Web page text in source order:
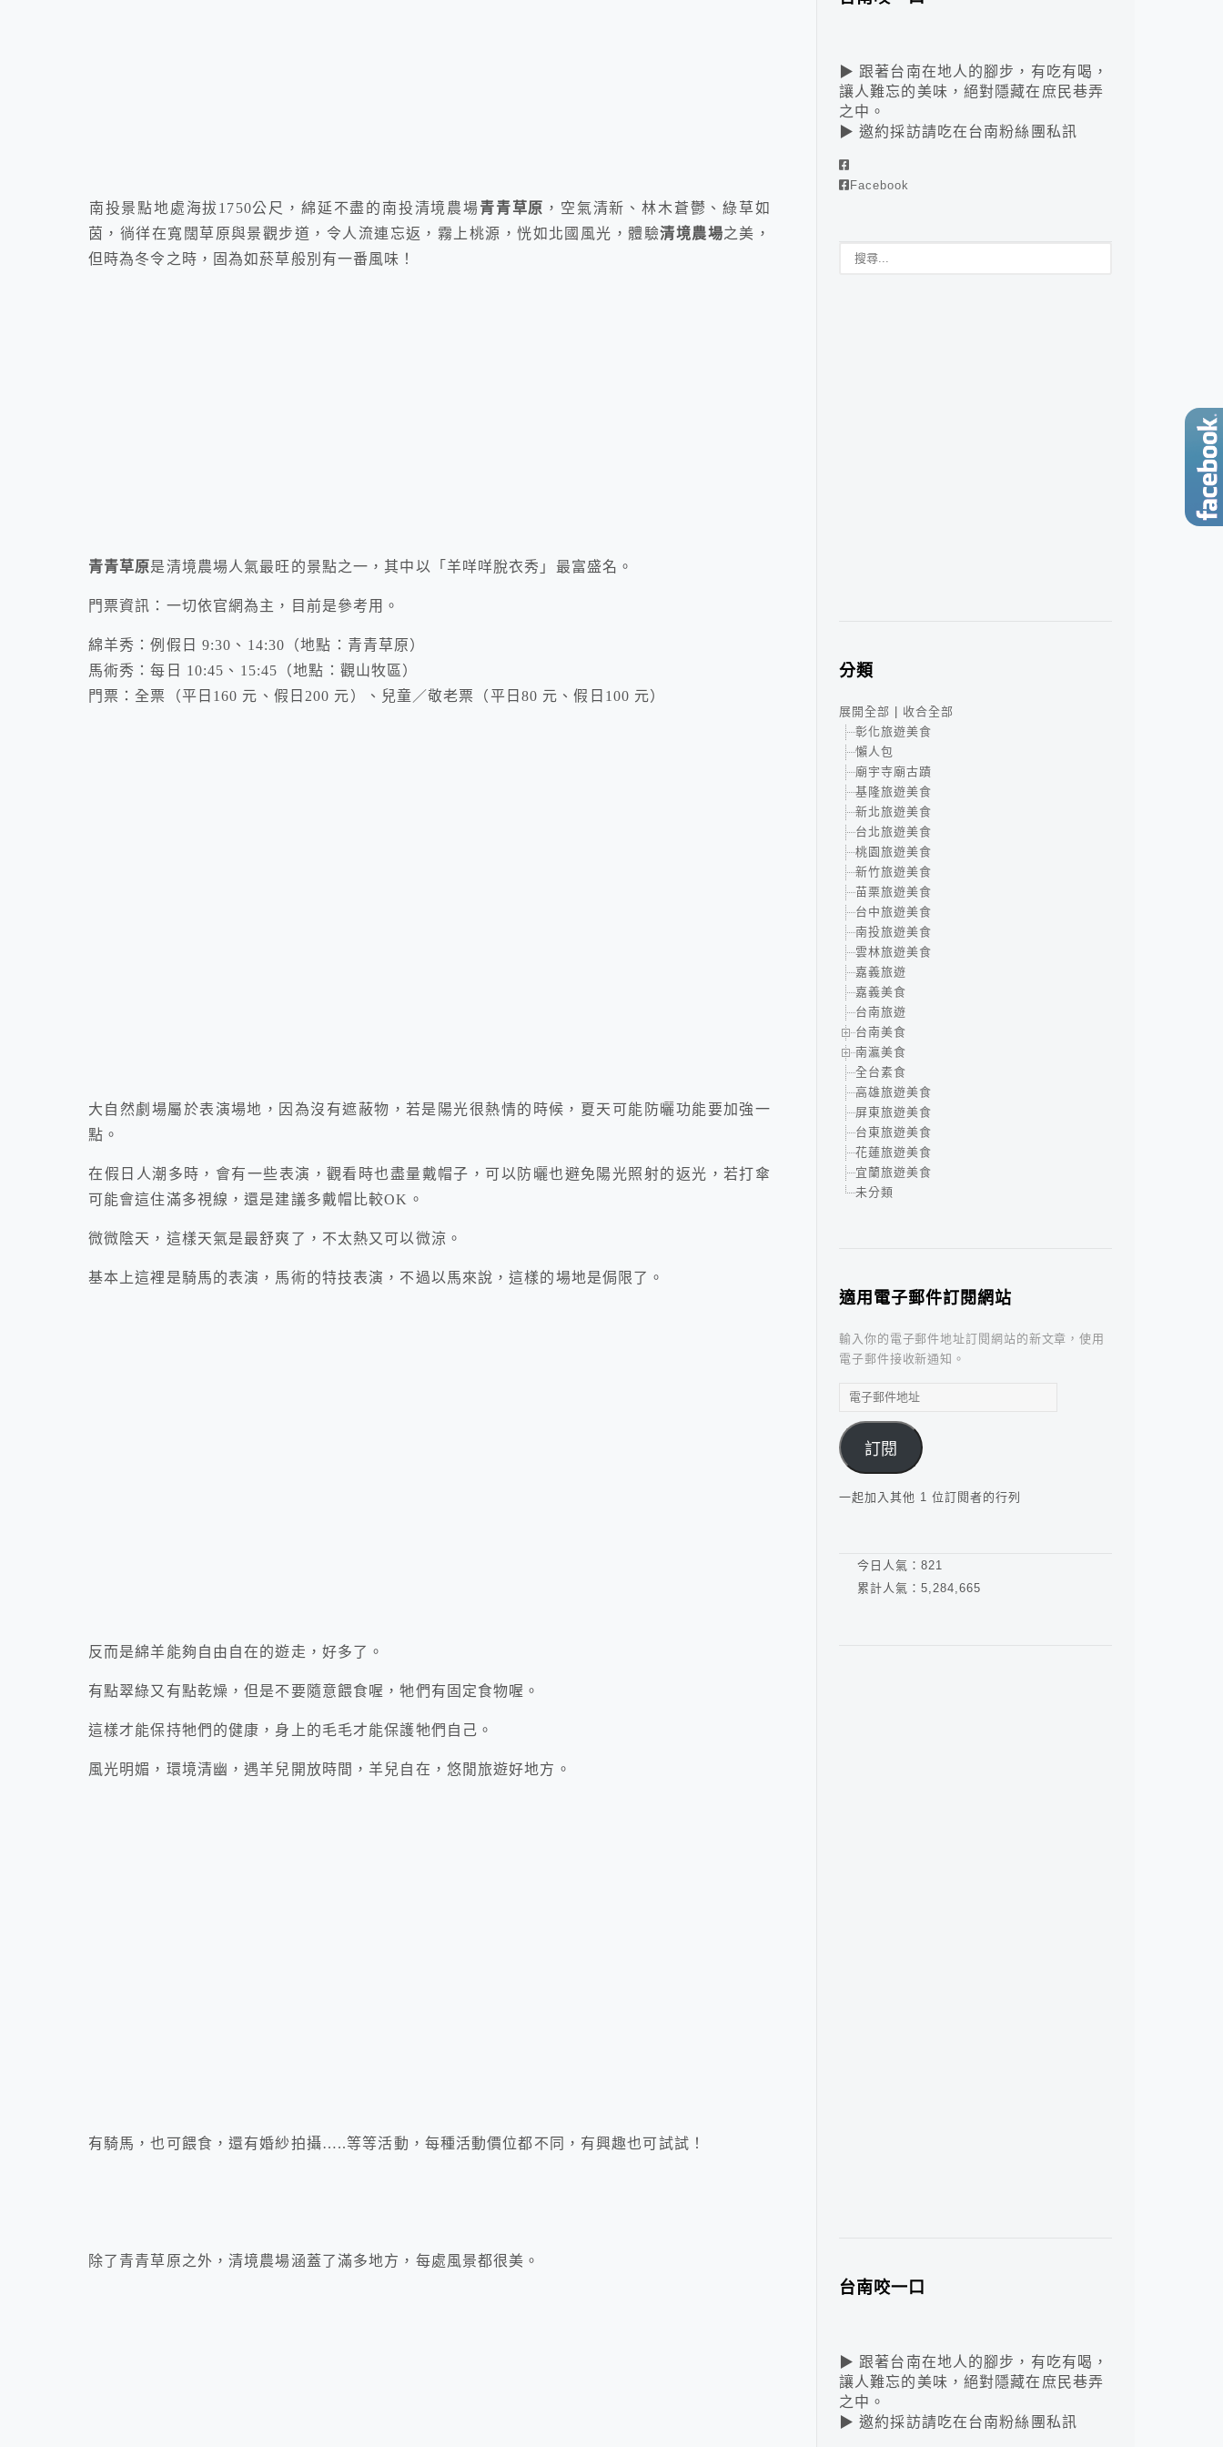
南投景點地處海拔1750公尺，綿延不盡的南投清境農場青青草原 ，空氣清新、林木蒼鬱、綠草如
茵，徜徉在寬闊草原與景觀步道，令人流連忘返，霧上桃源，恍如北國風光，體驗清境農場之美，
但時為冬令之時，固為如菸草般別有一番風味！
青青草原是清境農場人氣最旺的景點之一，其中以「羊咩咩脫衣秀」最富盛名。
門票資訊：一切依官網為主，目前是參考用。
綿羊秀：例假日 9:30、14:30（地點：青青草原）
馬術秀：每日 10:45、15:45（地點：觀山牧區）
門票：全票（平日160 元、假日200 元）、兒童／敬老票（平日80 元、假日100 元）
大自然劇場屬於表演場地，因為沒有遮蔽物，若是陽光很熱情的時候，夏天可能防曬功能要加強一
點。
在假日人潮多時，會有一些表演，觀看時也盡量戴帽子，可以防曬也避免陽光照射的返光，若打傘
可能會這住滿多視線，還是建議多戴帽比較OK。
微微陰天，這樣天氣是最舒爽了，不太熱又可以微涼。
基本上這裡是騎馬的表演，馬術的特技表演，不過以馬來說，這樣的場地是侷限了。
反而是綿羊能夠自由自在的遊走，好多了。
有點翠綠又有點乾燥，但是不要隨意餵食喔，牠們有固定食物喔。
這樣才能保持牠們的健康，身上的毛毛才能保護牠們自己。
風光明媚，環境清幽，遇羊兒開放時間，羊兒自在，悠閒旅遊好地方。
有騎馬，也可餵食，還有婚紗拍攝…..等等活動，每種活動價位都不同，有興趣也可試試！
除了青青草原之外，清境農場涵蓋了滿多地方，每處風景都很美。
▶ 跟著台南在地人的腳步，有吃有喝，
讓人難忘的美味，絕對隱藏在庶民巷弄
之中。
▶ 邀約採訪請吃在台南粉絲團私訊
Facebook
分類
展開全部
收合全部
彰化旅遊美食
懶人包
廟宇寺廟古蹟
基隆旅遊美食
新北旅遊美食
台北旅遊美食
桃園旅遊美食
新竹旅遊美食
苗栗旅遊美食
台中旅遊美食
南投旅遊美食
雲林旅遊美食
嘉義旅遊
嘉義美食
台南旅遊
台南美食
南瀛美食
全台素食
高雄旅遊美食
屏東旅遊美食
台東旅遊美食
花蓮旅遊美食
宜蘭旅遊美食
未分類
適用電子郵件訂閱網站
輸入你的電子郵件地址訂閱網站的新文章，使用
電子郵件接收新通知。
電
郵
件
地
址
訂閱
一起加入其他 1 位訂閱者的行列
今日人氣： 821
累計人氣： 5,284,665
台南咬一口
▶ 跟著台南在地人的腳步，有吃有喝，
讓人難忘的美味，絕對隱藏在庶民巷弄
之中。
▶ 邀約採訪請吃在台南粉絲團私訊